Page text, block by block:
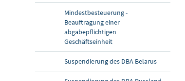
Mindestbesteuerung -
Beauftragung einer
abgabepflichtigen
Geschäftseinheit
Suspendierung des DBA Belarus